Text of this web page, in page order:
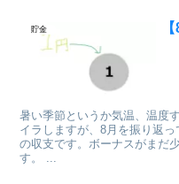
貯金
暑い季節というか気温、温度
イラしますが、8月を振り返
の収支です。ボーナスがまだ
す。 ...